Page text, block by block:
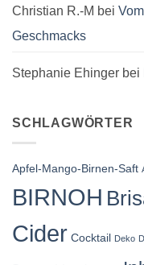
Christian R.-M bei
Geschmacks
Stephanie Ehinger bei
SCHLAGWÖRTER
Apfel-Mango-Birnen-Saft
BIRNOH
Cider Cocktail Deko